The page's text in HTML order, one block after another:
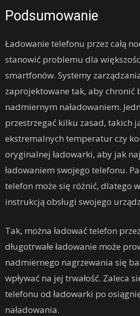
Podsumowanie
Ładowanie telefonu przez całą
stanowić problemu dla
smartfonów. Systemy
zaprojektowane tak, aby chronić
nadmiernym naładowaniem.
przestrzegać kilku zasad, takich
ekstremalnych temperatur czy
oryginalnej ładowarki, aby jak
ładowaniem swojego telefonu.
telefon może się różnić, dlatego
instrukcją obsługi swojego
Tak, można ładować telefon
długotrwałe ładowanie może
nadmiernego nagrzewania się
wpływać na jej trwałość. Zaleca
telefonu od ładowarki po
naładowania.